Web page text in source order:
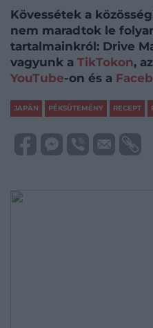
Kövessétek a
nem maradtok le
tartalmainkról: Drive
vagyunk a TikTokon, az
YouTube-on és a
JAPÁN PÉKSÜTEMÉNY RECEPT